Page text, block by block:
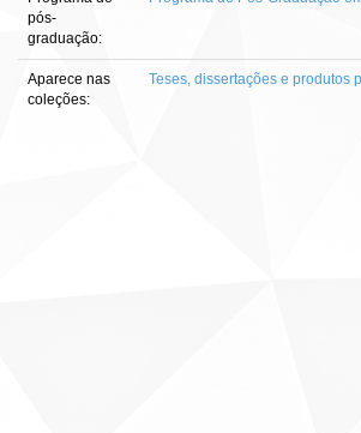
pós-
graduação:
Aparece nas
coleções:
Teses, dissertações e produtos